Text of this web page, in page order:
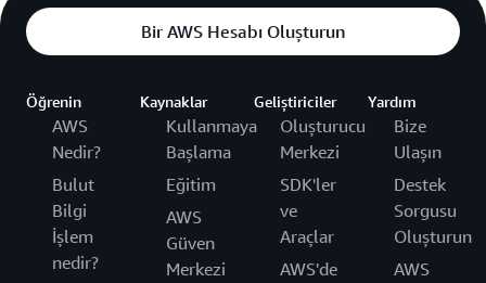
Bir AWS Hesabı Oluşturun
Öğrenin
AWS
Nedir?
Bulut
Bilgi
İşlem
nedir?
Kaynaklar
Kullanmaya
Başlama
Eğitim
AWS
Güven
Merkezi
Geliştiriciler
Oluşturucu
Merkezi
SDK'ler
ve
Araçlar
AWS'de
Yardım
Bize
Ulaşın
Destek
Sorgusu
Oluşturun
AWS